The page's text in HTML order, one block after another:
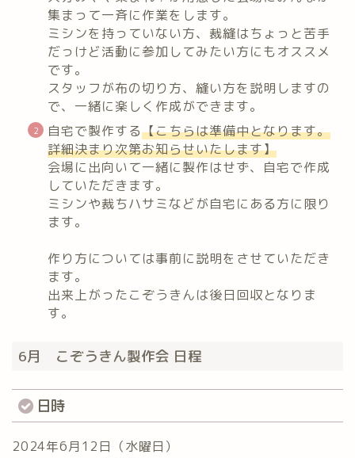
集まって一斉に作業をします。
ミシンを持っていない方、裁縫はちょっと苦手
だっけど活動に参加してみたい方にもオススメ
です。
スタッフが布の切り方、縫い方を説明しますの
で、一緒に楽しく作成ができます。
自宅で製作する【こちらは準備中となります。
詳細決まり次第お知らせいたします】
会場に出向いて一緒に製作はせず、自宅で作成
していただきます。
ミシンや裁ちハサミなどが自宅にある方に限り
ます。
作り方については事前に説明をさせていただき
ます。
出来上がったこぞうきんは後日回収となりま
す。
6月 こぞうきん製作会 日程
日時
2024年6月12日（水曜日）